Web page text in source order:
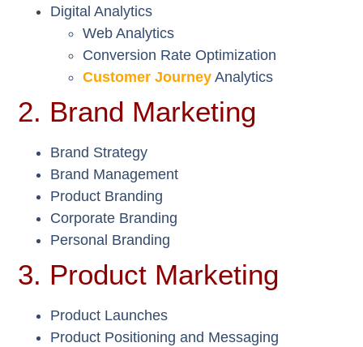
Digital Analytics
Web Analytics
Conversion Rate Optimization
Customer Journey Analytics
2. Brand Marketing
Brand Strategy
Brand Management
Product Branding
Corporate Branding
Personal Branding
3. Product Marketing
Product Launches
Product Positioning and Messaging